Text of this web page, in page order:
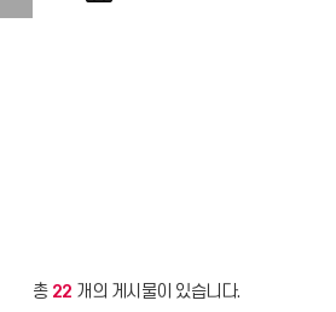
총 22 개의 게시물이 있습니다.